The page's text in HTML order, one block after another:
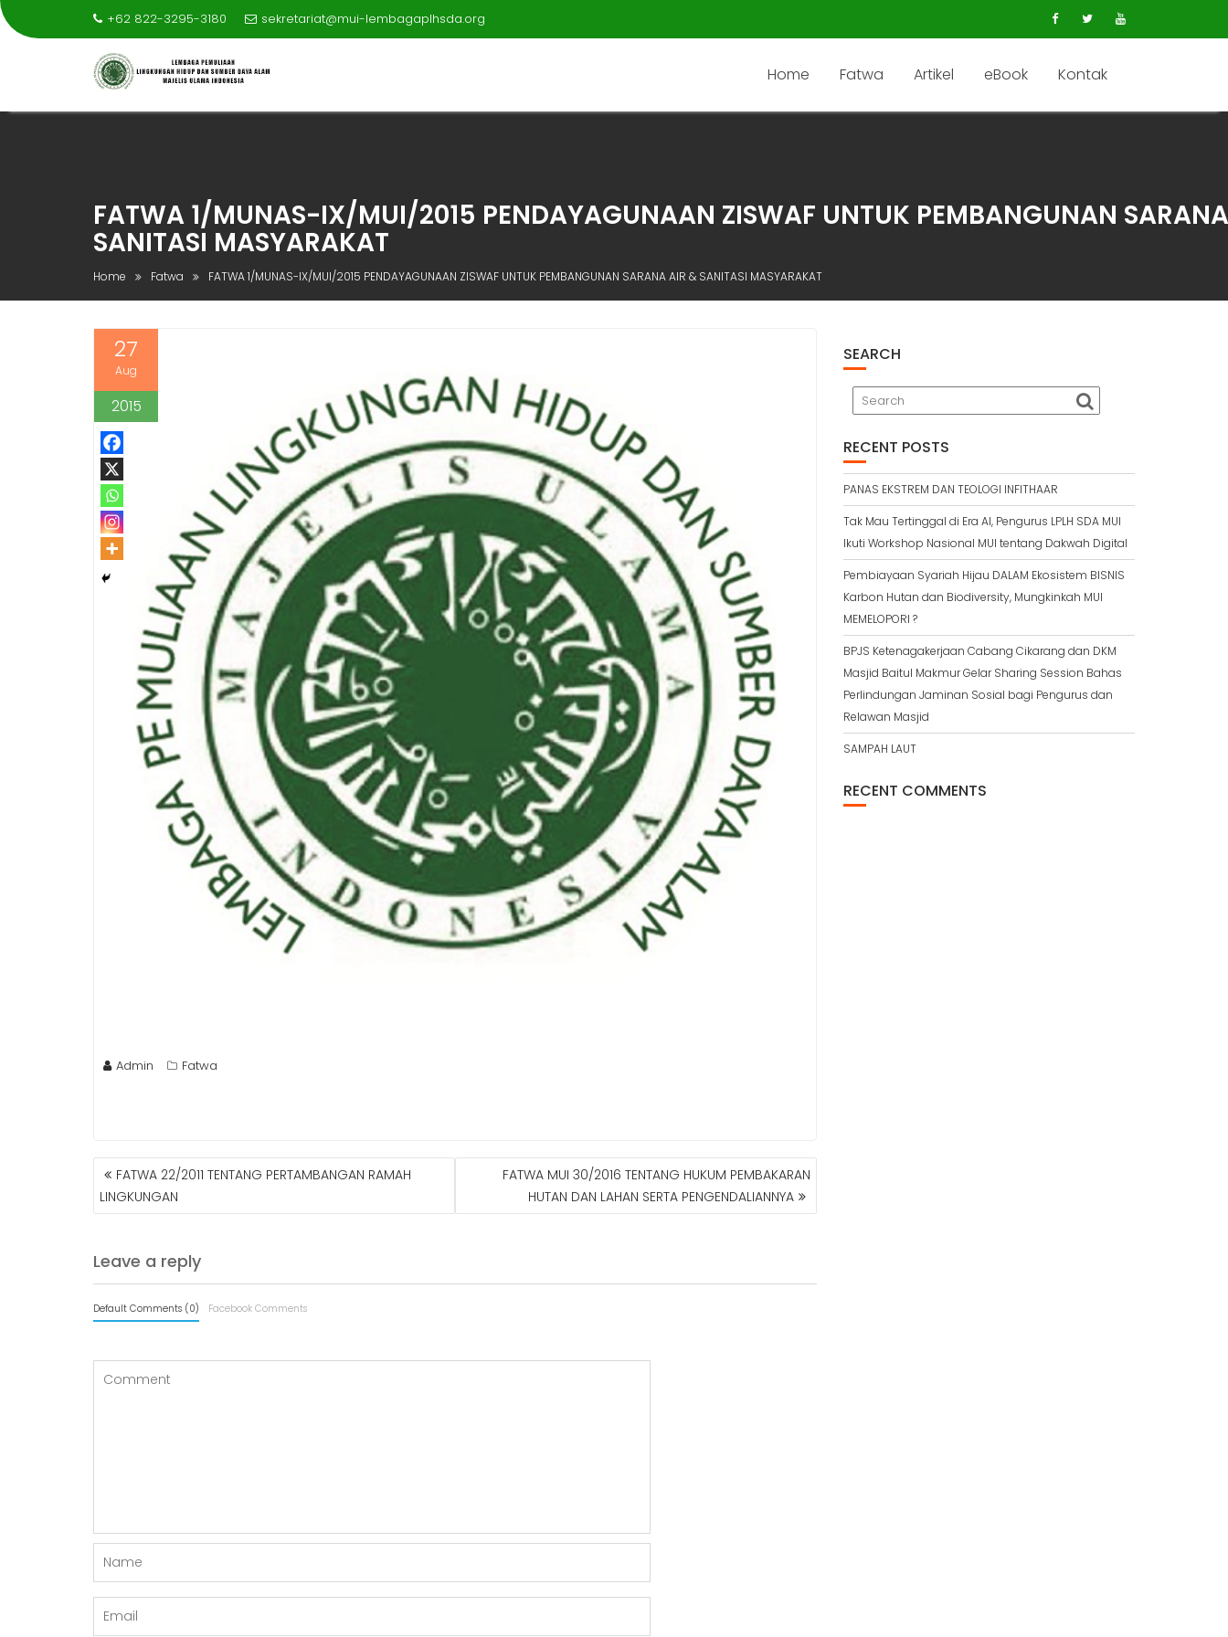
+62 822-3295-3180 sekretariat@mui-lembagaplhsda.org
Home Fatwa Artikel eBook Kontak
FATWA 1/MUNAS-IX/MUI/2015 PENDAYAGUNAAN ZISWAF UNTUK PEMBANGUNAN
SANITASI MASYARAKAT
Home Fatwa FATWA 1/MUNAS-IX/MUI/2015 PENDAYAGUNAAN ZISWAF UNTUK PEMBANGUNAN SARANA AIR & SANITASI MASYARAKAT
27
Aug
2015
Admin Fatwa
POST
NAVIGATION
FATWA 22/2011 TENTANG PERTAMBANGAN RAMAH
LINGKUNGAN
FATWA MUI 30/2016 TENTANG HUKUM PEMBAKARAN
HUTAN DAN LAHAN SERTA PENGENDALIANNYA
Leave a reply
Default Comments (0) Facebook Comments
SEARCH
RECENT POSTS
PANAS EKSTREM DAN TEOLOGI INFITHAAR
Tak Mau Tertinggal di Era AI, Pengurus LPLH SDA MUI
Ikuti Workshop Nasional MUI tentang Dakwah Digital
Pembiayaan Syariah Hijau DALAM Ekosistem BISNIS
Karbon Hutan dan Biodiversity, Mungkinkah MUI
MEMELOPORI ?
BPJS Ketenagakerjaan Cabang Cikarang dan DKM
Masjid Baitul Makmur Gelar Sharing Session Bahas
Perlindungan Jaminan Sosial bagi Pengurus dan
Relawan Masjid
SAMPAH LAUT
RECENT COMMENTS